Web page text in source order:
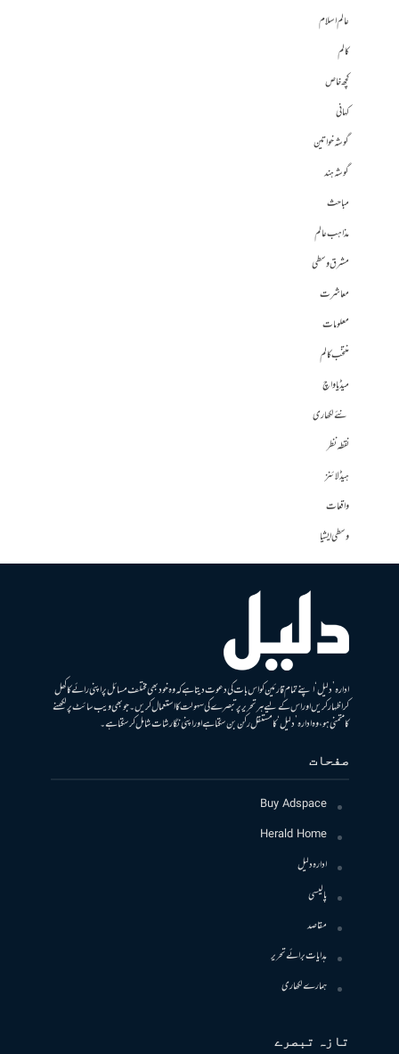
عالم اسلام
کالم
کچھ خاص
کہانی
گوشہ خواتین
گوشہ ہند
مباحث
مذاہب عالم
مشرق وسطی
معاشرت
معلومات
منتخب کالم
میڈیا واچ
نئے لکھاری
نقطہ نظر
ہیڈلائنز
واقعات
وسطی ایشیا
ادارہ ’دلیل‘ اپنے تمام قارئین کو اس بات کی دعوت دیتا ہے کہ وہ خود بھی مختلف مسائل پر اپنی رائے کا کھل
کر اظہار کریں اور اس کے لیے ہر تحریر پر تبصرے کی سہولت کا استعمال کریں۔ جو بھی ویب سائٹ پر لکھنے
کا متمنی ہو، وہ ادارہ ’دلیل‘ کا مستقل رکن بن سکتا ہے اور اپنی نگارشات شامل کرسکتا ہے۔
صفحات
Buy Adspace
Herald Home
ادارہ دلیل
پالیسی
مقاصد
ہدایات برائے تحریر
ہمارے لکھاری
تازہ تبصرے